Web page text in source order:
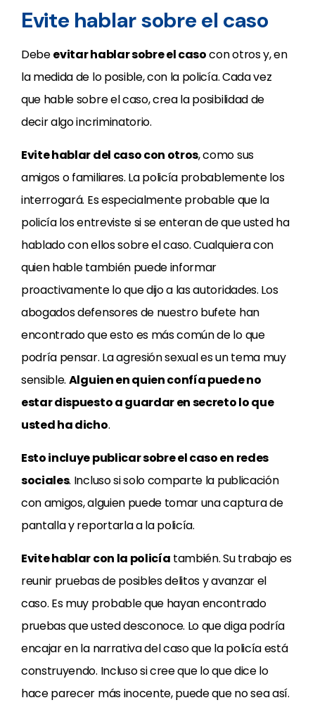
Evite hablar sobre el caso
Debeevitar hablar sobre el casocon otros y, en
la medida de lo posible, con la policía. Cada vez
que hable sobre el caso, crea la posibilidad de
decir algo incriminatorio.
Evite hablar del caso con otros, como sus
amigos o familiares. La policía probablemente los
interrogará. Es especialmente probable que la
policía los entreviste si se enteran de que usted ha
hablado con ellos sobre el caso. Cualquiera con
quien hable también puede informar
proactivamente lo que dijo a las autoridades. Los
abogados defensores de nuestro bufete han
encontrado que esto es más común de lo que
podría pensar. La agresión sexual es un tema muy
sensible. Alguien en quien confía puede no
estar dispuesto a guardar en secreto lo que
usted ha dicho.
Esto incluye publicar sobre el caso en redes
sociales. Incluso si solo comparte la publicación
con amigos, alguien puede tomar una captura de
pantalla y reportarla a la policía.
Evite hablar con la policía también. Su trabajo es
reunir pruebas de posibles delitos y avanzar el
caso. Es muy probable que hayan encontrado
pruebas que usted desconoce. Lo que diga podría
encajar en la narrativa del caso que la policía está
construyendo. Incluso si cree que lo que dice lo
hace parecer más inocente, puede que no sea así.